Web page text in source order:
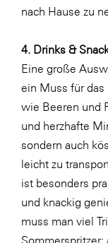
SKINUANCE®
Somfy
Sony DADC
STIHL Tirol
Trend Micro
nach Hause zu
4. Drinks &
Eine große
ein Muss für das
wie Beeren und
und herzhafte
sondern auch
leicht zu
ist besonders
und knackig
muss man viel
Sommerspritzer;